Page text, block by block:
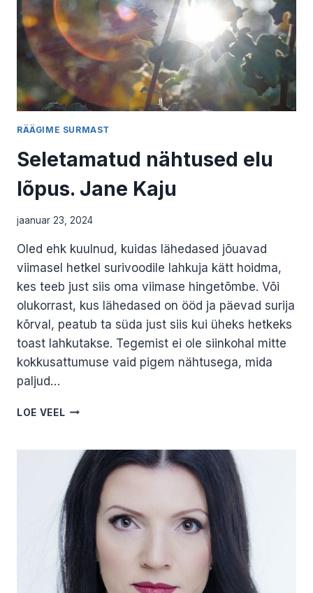
RÄÄGIME SURMAST
Seletamatud nähtused elu
lõpus. Jane Kaju
jaanuar 23, 2024
Oled ehk kuulnud, kuidas lähedased jõuavad
viimasel hetkel surivoodile lahkuja kätt hoidma,
kes teeb just siis oma viimase hingetõmbe. Või
olukorrast, kus lähedased on ööd ja päevad surija
kõrval, peatub ta süda just siis kui üheks hetkeks
toast lahkutakse. Tegemist ei ole siinkohal mitte
kokkusattumuse vaid pigem nähtusega, mida
paljud…
LOE VEEL SELETAMATUD
LÕPUS.
JANE
KAJU